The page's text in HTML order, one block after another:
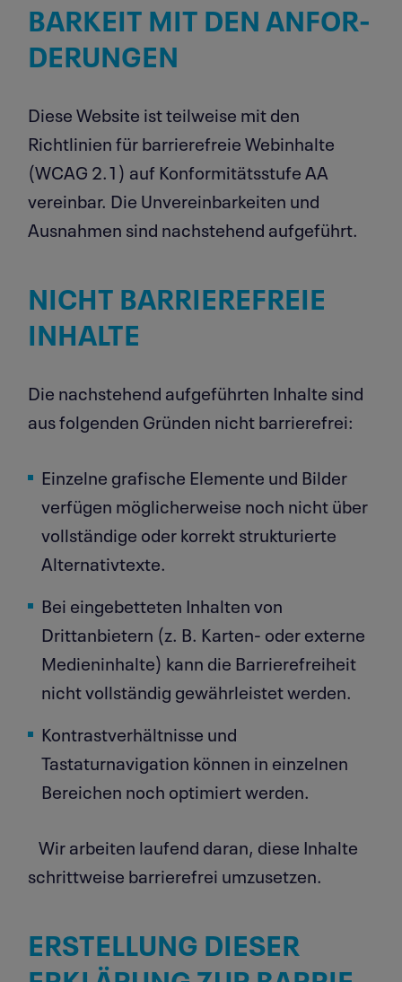
BARKEIT MIT DEN ANFOR­
DE­RUNGEN
Diese Website ist teilweise mit den
Richtlinien für barrierefreie Webinhalte
(WCAG 2.1) auf Konformitätsstufe AA
vereinbar. Die Unvereinbarkeiten und
Ausnahmen sind nachstehend aufgeführt.
NICHT BARRIE­REFREIE
INHALTE
Die nachstehend aufgeführten Inhalte sind
aus folgenden Gründen nicht barrierefrei:
Einzelne grafische Elemente und Bilder
verfügen möglicherweise noch nicht über
vollständige oder korrekt strukturierte
Alternativtexte.
Bei eingebetteten Inhalten von
Drittanbietern (z. B. Karten- oder externe
Medieninhalte) kann die Barrierefreiheit
nicht vollständig gewährleistet werden.
Kontrastverhältnisse und
Tastaturnavigation können in einzelnen
Bereichen noch optimiert werden.
Wir arbeiten laufend daran, diese Inhalte
schrittweise barrierefrei umzusetzen.
ERSTELLUNG DIESER